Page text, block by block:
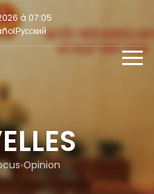
à 07:05
Русский
Opinion